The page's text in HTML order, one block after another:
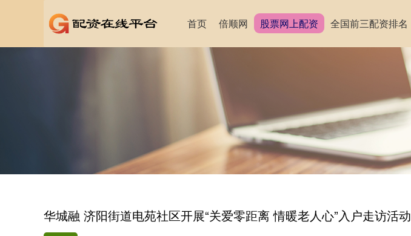
首页 倍顺网 股票网上配资 全国前三配资排名
华城融 济阳街道电苑社区开展“关爱零距离 情暖老人心”入户走访活动